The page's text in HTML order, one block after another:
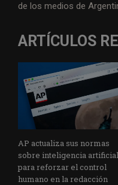
de los medios de
ARTÍCULOS
AP actualiza sus normas
sobre inteligencia artificial
para reforzar el control
humano en la redacción